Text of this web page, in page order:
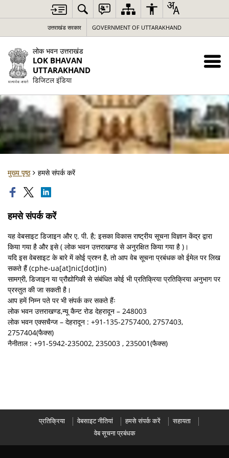
उत्तराखंड सरकार GOVERNMENT OF UTTARAKHAND
लोक भवन उत्तराखंड
LOK BHAVAN
UTTARAKHAND
डिजिटल इंडिया
मुख्य पृष्ठ हमसे संपर्क करें
हमसे संपर्क करें
यह वेबसाइट डिजाइन और ए. पी. है; इसका विकास राष्ट्रीय सूचना विज्ञान केंद्र द्वारा
किया गया है और इसे ( लोक भवन उत्तराखण्ड से अनुरक्षित किया गया है )।
यदि इस वेबसाइट के बारे में कोई प्रश्न है, तो आप वेब सूचना प्रबंधक को ईमेल पर लिख
सकते हैं (cphe-ua[at]nic[dot]in)
सामग्री, डिजाइन या प्रौद्योगिकी से संबंधित कोई भी प्रतिक्रिया प्रतिक्रिया अनुभाग पर
प्रस्तुत की जा सकती है।
आप हमें निम्न पते पर भी संपर्क कर सकते हैंः
लोक भवन उत्तराखण्ड,न्यू कैन्ट रोड देहरादून – 248003
लोक भवन एक्सचैन्ज – देहरादून : +91-135-2757400, 2757403,
2757404(फैक्स)
नैनीताल : +91-5942-235002, 235003 , 235001(फैक्स)
प्रतिक्रिया वेबसाइट नीतियां हमसे संपर्क करें
सहायता
वेब सूचना प्रबंधक